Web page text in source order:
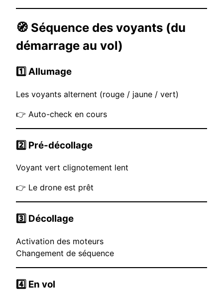
🧭 Séquence des voyants (du
démarrage au vol)
1️⃣ Allumage
Les voyants alternent (rouge / jaune / vert)
👉 Auto-check en cours
2️⃣ Pré-décollage
Voyant vert clignotement lent
👉 Le drone est prêt
3️⃣ Décollage
Activation des moteurs
Changement de séquence
4️⃣ En vol